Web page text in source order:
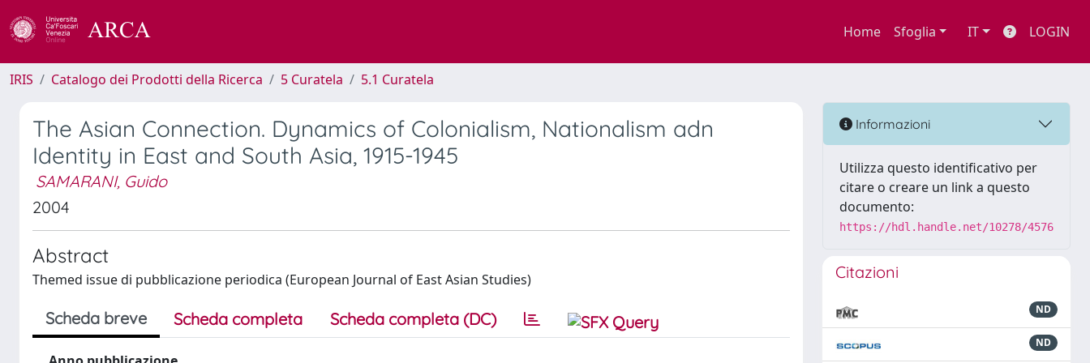
Home Sfoglia IT LOGIN
IRIS Catalogo dei Prodotti della Ricerca 5 Curatela 5.1 Curatela
The Asian Connection. Dynamics of Colonialism, Nationalism adn
Identity in East and South Asia, 1915-1945
SAMARANI, Guido
2004
Abstract
Themed issue di pubblicazione periodica (European Journal of East Asian Studies)
Scheda breve Scheda completa Scheda completa (DC)
Informazioni
Utilizza questo identificativo per
citare o creare un link a questo
documento:
https://hdl.handle.net/10278/4576
Citazioni
ND
ND